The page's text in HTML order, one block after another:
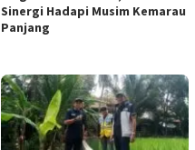
Sinergi Hadapi Musim Kemarau
Panjang